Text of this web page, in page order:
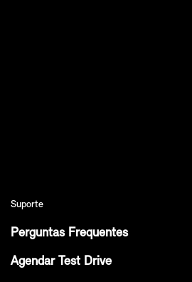
Suporte
Perguntas Frequentes
Agendar Test Drive